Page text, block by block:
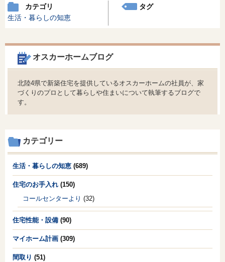
カテゴリ
生活・暮らしの知恵
タグ
オスカーホームブログ
北陸4県で新築住宅を提供しているオスカーホームの社員が、家
づくりのプロとして暮らしや住まいについて執筆するブログで
す。
カテゴリー
生活・暮らしの知恵 (689)
住宅のお手入れ (150)
コールセンターより (32)
住宅性能・設備 (90)
マイホーム計画 (309)
間取り (51)